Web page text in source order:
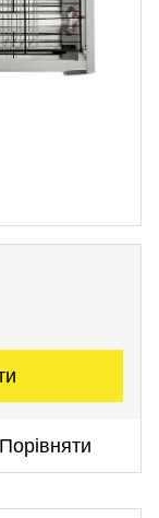
Порівняти